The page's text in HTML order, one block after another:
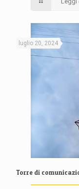
luglio 20, 2024
Torre di